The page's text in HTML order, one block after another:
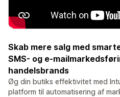
Skab mere salg med
SMS- og e-
handelsbrands
Øg din butiks effektivitet med
platform til automatisering af